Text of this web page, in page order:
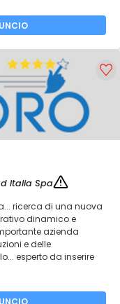
Italia Spa
ricerca di una nuova
dinamico e
azienda
e delle
esperto da inserire